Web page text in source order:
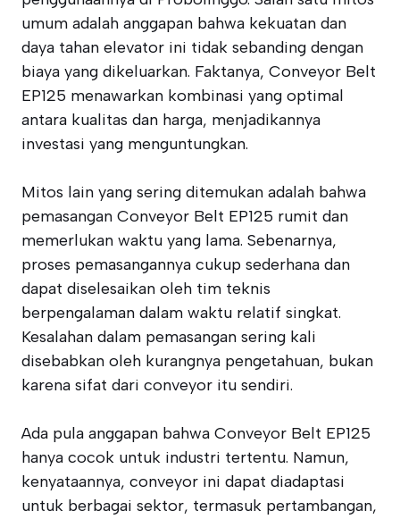
umum adalah anggapan bahwa kekuatan dan
daya tahan elevator ini tidak sebanding dengan
biaya yang dikeluarkan. Faktanya, Conveyor Belt
EP125 menawarkan kombinasi yang optimal
antara kualitas dan harga, menjadikannya
investasi yang menguntungkan.
Mitos lain yang sering ditemukan adalah bahwa
pemasangan Conveyor Belt EP125 rumit dan
memerlukan waktu yang lama. Sebenarnya,
proses pemasangannya cukup sederhana dan
dapat diselesaikan oleh tim teknis
berpengalaman dalam waktu relatif singkat.
Kesalahan dalam pemasangan sering kali
disebabkan oleh kurangnya pengetahuan, bukan
karena sifat dari conveyor itu sendiri.
Ada pula anggapan bahwa Conveyor Belt EP125
hanya cocok untuk industri tertentu. Namun,
kenyataannya, conveyor ini dapat diadaptasi
untuk berbagai sektor, termasuk pertambangan,